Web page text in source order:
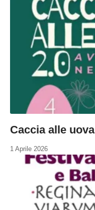
Caccia alle uova
1 Aprile 2026